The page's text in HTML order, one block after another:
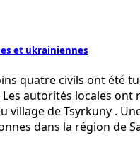
et ukrainiennes
quatre civils ont
autorités locales
village de Tsyrkuny .
dans la région de